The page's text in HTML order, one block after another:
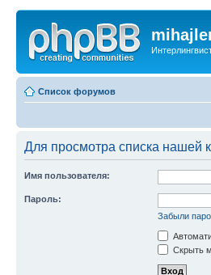
Список форумов
Для просмотра списка нашей
Имя пользователя:
Пароль:
Забыли
Скрыть